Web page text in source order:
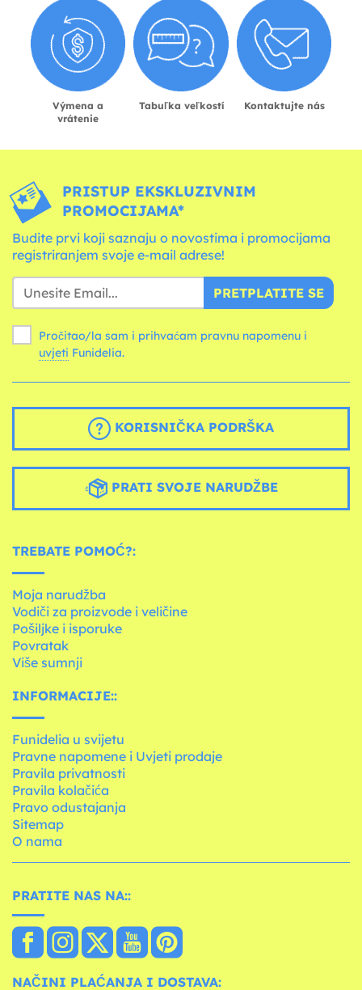
Výmena a
vrátenie
Tabuľka veľkostí Kontaktujte nás
PRISTUP EKSKLUZIVNIM
PROMOCIJAMA*
Budite prvi koji saznaju o novostima i promocijama
registriranjem svoje e-mail adrese!
PRETPLATITE SE
Pročitao/la sam i prihvaćam pravnu napomenu i
uvjeti Funidelia.
KORISNIČKA PODRŠKA
PRATI SVOJE NARUDŽBE
TREBATE POMOĆ?:
Moja narudžba
Vodiči za proizvode i veličine
Pošiljke i isporuke
Povratak
Više sumnji
INFORMACIJE::
Funidelia u svijetu
Pravne napomene i Uvjeti prodaje
Pravila privatnosti
Pravila kolačića
Pravo odustajanja
Sitemap
O nama
PRATITE NAS NA::
NAČINI PLAĆANJA I DOSTAVA: